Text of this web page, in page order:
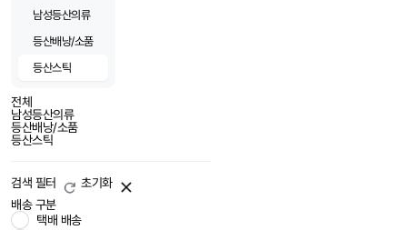
남성등산의류
등산배낭/소품
등산스틱
전체
남성등산의류
등산배낭/소품
등산스틱
검색 필터
초기화
배송 구분
택배 배송